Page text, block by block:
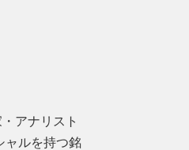
アナリスト
ャルを持つ銘